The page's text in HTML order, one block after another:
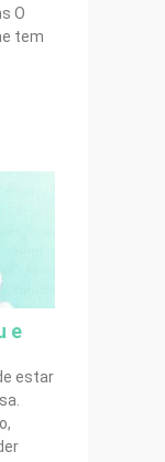
O
tem
e
estar